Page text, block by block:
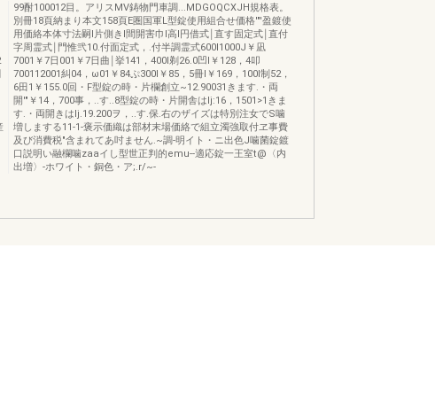
99酎100012目。アリスMV鋳物門車調...MDGOQCXJH規格表。
別冊18頁納まり本文158頁E圏国軍L型錠使用組合せ価格'"'盈鍍使
用価絡本体寸法嗣l片側きl間開害巾l高l円借式￨直す固定式￨直付
字周霊式￨門惟弐10.付面定式，.付半調霊式600I1000J￥凪
7001￥7日001￥7日曲￨挙141，400I剃26.0凹l￥128，4叩
700112001糾04，ω01￥84ぷ300I￥85，5冊l￥169，100I制52，
6田1￥155.0回・F型錠の時・片欄創立~12.90031きます.・両
開'"￥14，700事，..す..8型錠の時・片開舎はlj:16，1501>1きま
す.・両開きはlj.19.200ヲ，..す.保.右のザイズは特別注女でS噛
増しまする11-1-褒示価織は部材末場価絡で組立濁強取付ヱ事費
及び消費税"含まれてあ吋ません.~調-明イト・ニ出色J噛菌錠鍍
口説明い融欄噛zaaイし型世正判的emu--適応錠一王室t@〈内
出増〉-ホワイト・銅色・ア;.r/~-